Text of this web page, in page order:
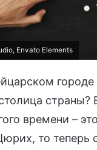
Envato Elements
городе
страны?
времени –
то теперь